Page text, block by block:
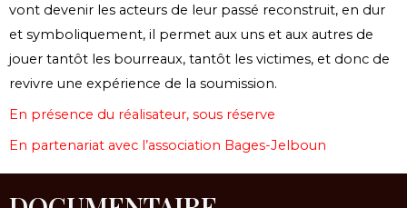
vont devenir les acteurs de leur passé reconstruit, en dur
et symboliquement, il permet aux uns et aux autres de
jouer tantôt les bourreaux, tantôt les victimes, et donc de
revivre une expérience de la soumission.
En présence du réalisateur, sous réserve
En partenariat avec l’association Bages-Jelboun